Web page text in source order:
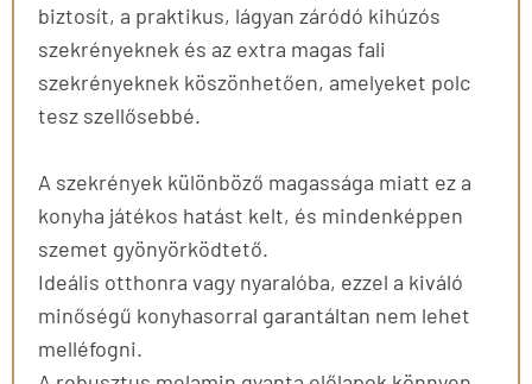
biztosít, a praktikus, lágyan záródó kihúzós
szekrényeknek és az extra magas fali
szekrényeknek köszönhetően, amelyeket polc
tesz szellősebbé.
A szekrények különböző magassága miatt ez a
konyha játékos hatást kelt, és mindenképpen
szemet gyönyörködtető.
Ideális otthonra vagy nyaralóba, ezzel a kiváló
minőségű konyhasorral garantáltan nem lehet
melléfogni.